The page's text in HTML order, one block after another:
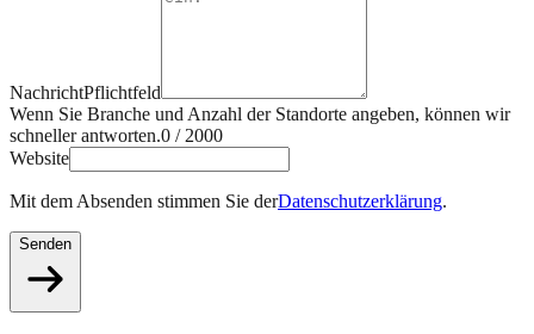
NachrichtPflichtfeld
Wenn Sie Branche und Anzahl der Standorte angeben, können wir
schneller antworten.0 / 2000
Website
Mit dem Absenden stimmen Sie derDatenschutzerklärung.
Senden